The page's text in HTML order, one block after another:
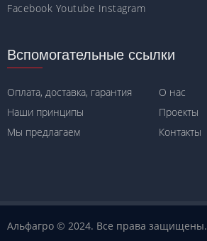
Facebook Youtube Instagram
Вспомогательные ссылки
Оплата, доставка, гарантия
О нас
Наши принципы
Проекты
Мы предлагаем
Контакты
Альфагро © 2024. Все права защищены.